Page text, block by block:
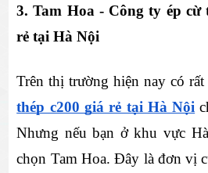
3. Tam Hoa - Công ty ép cừ
rẻ tại Hà Nội
Trên thị trường hiện nay có rất
thép c200 giá rẻ tại Hà Nội
Nhưng nếu bạn ở khu vực
chọn Tam Hoa. Đây là đơn vị